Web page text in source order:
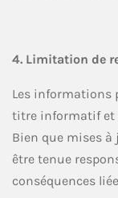
4. Limitation de
Les informations
titre informatif et
Bien que mises à
être tenue
conséquences